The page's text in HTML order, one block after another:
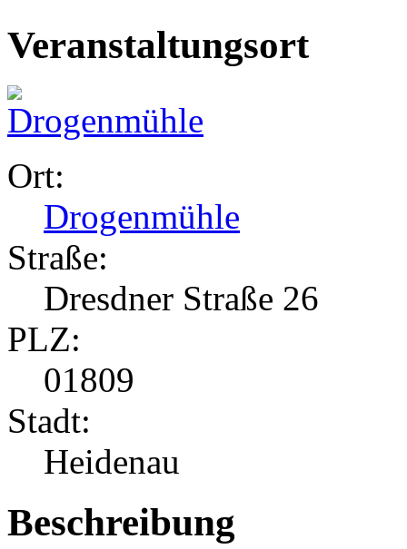
Veranstaltungsort
Ort:
Drogenmühle
Straße:
Dresdner Straße 26
PLZ:
01809
Stadt:
Heidenau
Beschreibung